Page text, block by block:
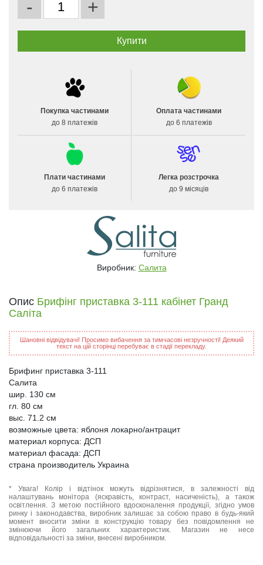
- +
Покупка частинами
до 8 платежів
Оплата частинами
до 6 платежів
Плати частинами
до 6 платежів
Легка розстрочка
до 9 місяців
Виробник: Салита
Опис Брифінг приставка 3-111 кабінет Гранд
Саліта
Шановні відвідувачі! Просимо вибачення за тимчасові незручності! Деякий
текст на цій сторінці перебуває в стадії перекладу.
Брифинг приставка 3-111
Салита
шир. 130 см
гл. 80 см
выс. 71.2 см
возможные цвета: яблоня локарно/антрацит
материал корпуса: ДСП
материал фасада: ДСП
страна производитель Украина
* Увага! Колір і відтінок можуть відрізнятися, в залежності від
налаштувань монітора (яскравість, контраст, насиченість), а також
освітлення. З метою постійного вдосконалення продукції, згідно умов
ринку і законодавства, виробник залишає за собою право в будь-який
момент вносити зміни в конструкцію товару без повідомлення не
змінюючи його загальних характеристик. Магазин не несе
відповідальності за зміни, внесені виробником.